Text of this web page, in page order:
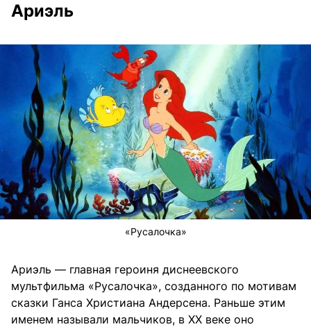
Ариэль
«Русалочка»
Ариэль — главная героиня диснеевского
мультфильма «Русалочка», созданного по мотивам
сказки Ганса Христиана Андерсена. Раньше этим
именем называли мальчиков, в XX веке оно